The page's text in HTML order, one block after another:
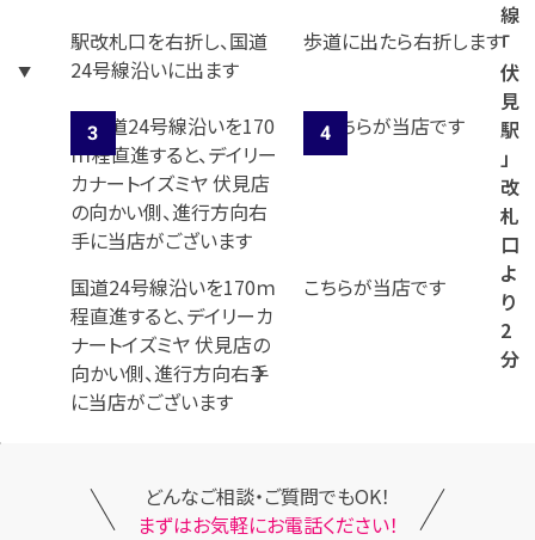
線
「
伏
見
駅
」
改
札
口
よ
り
2
分
駅改札口を右折し、国道
24号線沿いに出ます
歩道に出たら右折します
国道24号線沿いを170ｍ
程直進すると、デイリーカ
ナートイズミヤ 伏見店の
向かい側、進行方向右手
に当店がございます
こちらが当店です
どんなご相談・ご質問でもOK！
まずはお気軽にお電話ください！